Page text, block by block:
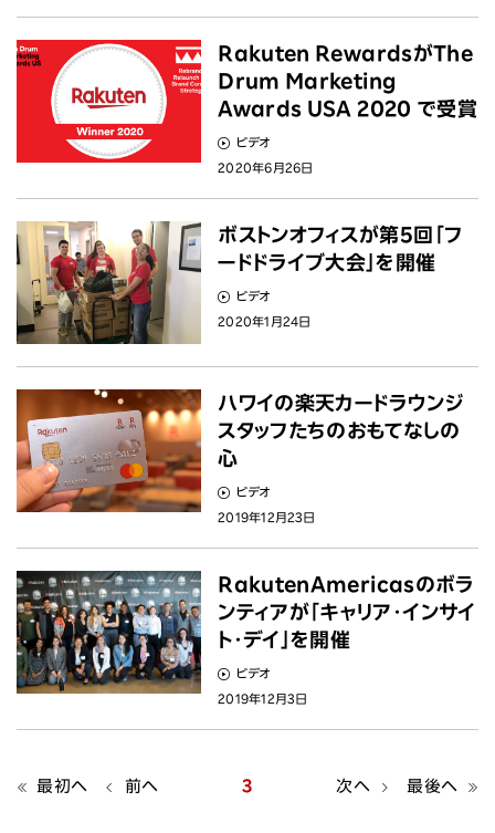
ビデオ
2020年6月26日
Rakuten RewardsがThe
Drum Marketing
Awards USA 2020 で受賞
ビデオ
2020年1月24日
ボストンオフィスが第5回｢フ
ードドライブ大会｣を開催
ビデオ
2019年12月23日
ハワイの楽天カードラウンジ
スタッフたちのおもてなしの
心
ビデオ
2019年12月3日
RakutenAmericasのボラ
ンティアが｢キャリア･インサイ
ト･デイ｣を開催
最初へ 前へ 3 次へ 最後へ